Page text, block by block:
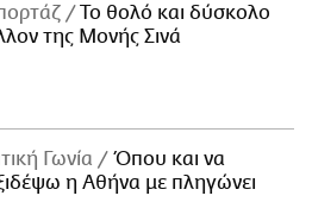
Το θολό και δύσκολο
της Μονής Σινά
Γωνία
Όπου και να
η Αθήνα με πληγώνει